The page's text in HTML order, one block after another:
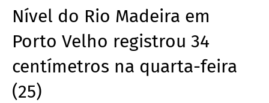
Nível do Rio Madeira em
Porto Velho registrou 34
centímetros na quarta-feira
(25)